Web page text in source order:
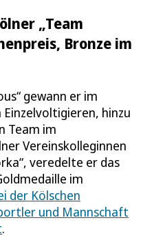
„Team
Bronze im
gewann er im
hinzu
Team im
Vereinskolleginnen
veredelte er das
im
der Kölschen
und Mannschaft
.